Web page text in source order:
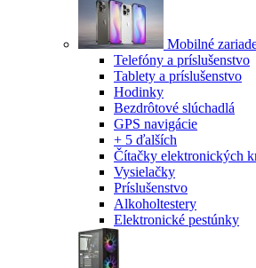
Mobilné
Telefóny a príslušenstvo
Tablety a príslušenstvo
Hodinky
Bezdrôtové slúchadlá
GPS navigácie
+ 5 ďalších
Čítačky elektronických
Vysielačky
Príslušenstvo
Alkoholtestery
Elektronické pestúnky